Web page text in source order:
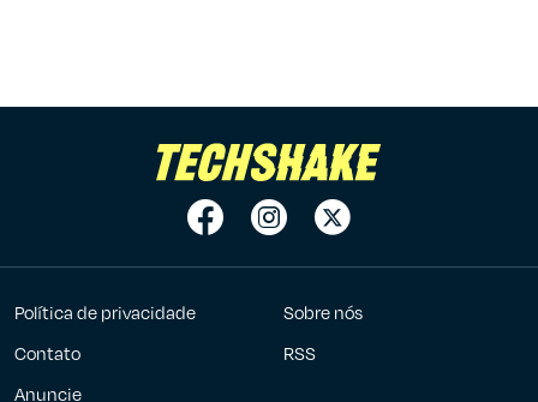
Política de privacidade
Sobre nós
Contato
RSS
Anuncie